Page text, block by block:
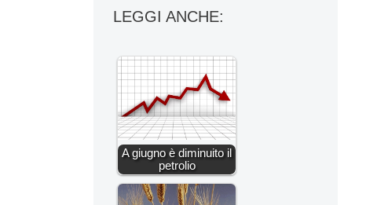
LEGGI ANCHE:
A giugno è diminuito il
petrolio